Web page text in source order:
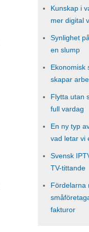
Kunskap i
mer digital
Synlighet
en slump
Ekonomisk
skapar
Flytta utan
full vardag
En ny typ
vad letar vi
Svensk
TV-tittande
Fördelarna
fakturor